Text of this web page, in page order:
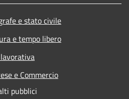
e stato civile
e tempo libero
e Commercio
pubblici